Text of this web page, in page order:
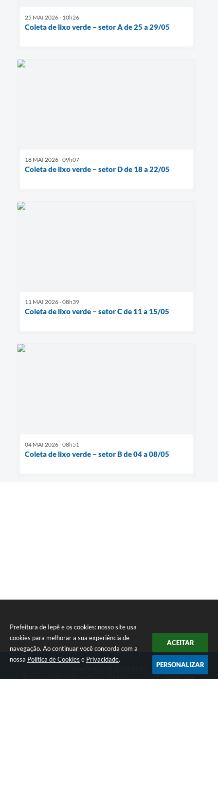
Prefeitura de Iepê e os cookies: nosso site usa
cookies para melhorar a sua experiência de
navegação. Ao continuar você concorda com a
nossa Política de Cookies e Privacidade.
ACEITAR
PERSONALIZAR
25 MAI 2026 - 10h26
Coleta de lixo verde – setor A de 25 a 29/05
18 MAI 2026 - 09h07
Coleta de lixo verde – setor D de 18 a 22/05
11 MAI 2026 - 08h39
Coleta de lixo verde – setor C de 11 a 15/05
04 MAI 2026 - 08h51
Coleta de lixo verde – setor B de 04 a 08/05
Endereço: Rua Minas Gerais, 274 Centro | CEP: 19640-015